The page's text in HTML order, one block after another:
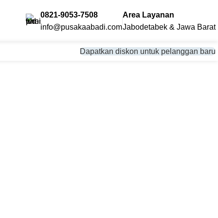
0821-9053-7508
info@pusakaabadi.com
Area Layanan
Jabodetabek & Jawa Barat
Dapatkan diskon untuk pelanggan baru